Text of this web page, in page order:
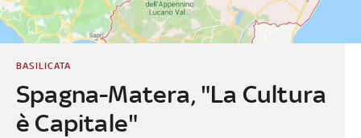
Spagna-Matera, "La Cultura
è Capitale"
BASILICATA